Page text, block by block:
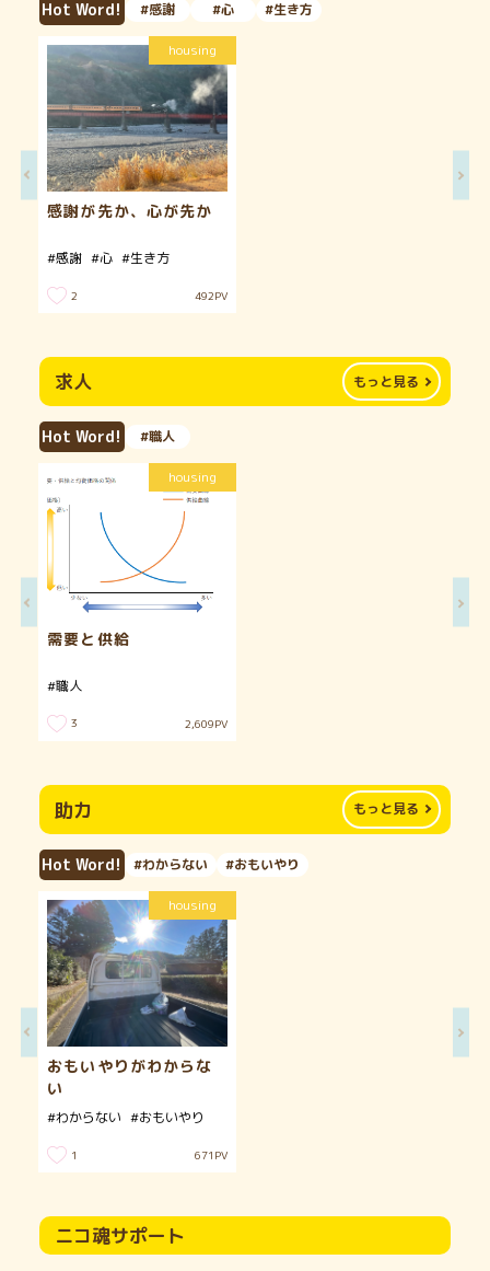
Hot Word! #感謝 #心 #生き方
感謝が先か、心が先か
#感謝 #心 #生き方
2 492PV
housing
求人 もっと見る
Hot Word! #職人
需要と供給
#職人
3 2,609PV
housing
助力 もっと見る
Hot Word! #わからない #おもいやり
おもいやりがわからな
い
#わからない #おもいやり
1 671 PV
housing
ニコ魂サポート